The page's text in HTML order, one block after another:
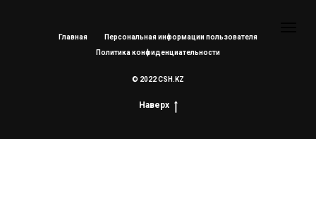
Главная
Персональная информации пользователя
Политика конфиденциательности
© 2022 CSH.KZ
Наверх